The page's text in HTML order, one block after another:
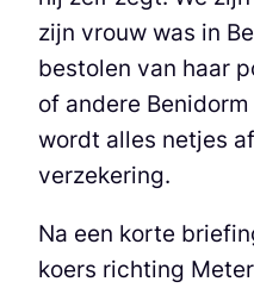
zijn vrouw was in
bestolen van haar
of andere
wordt alles netjes
verzekering.
Na een korte
koers richting